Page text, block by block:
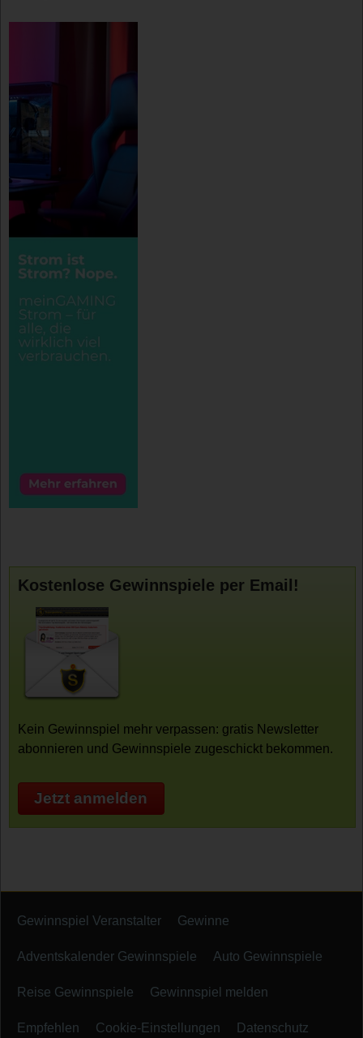
Kostenlose Gewinnspiele per Email!
Kein Gewinnspiel mehr verpassen: gratis Newsletter
abonnieren und Gewinnspiele zugeschickt bekommen.
Jetzt anmelden
Gewinnspiel Veranstalter Gewinne
Adventskalender Gewinnspiele Auto Gewinnspiele
Reise Gewinnspiele Gewinnspiel melden
Empfehlen Cookie-Einstellungen Datenschutz